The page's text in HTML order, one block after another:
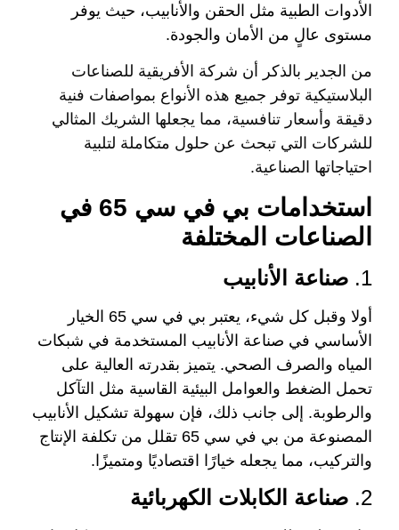
الأدوات الطبية مثل الحقن والأنابيب، حيث يوفر
مستوى عالٍ من الأمان والجودة.
من الجدير بالذكر أن شركة الأفريقية للصناعات
البلاستيكية توفر جميع هذه الأنواع بمواصفات فنية
دقيقة وأسعار تنافسية، مما يجعلها الشريك المثالي
للشركات التي تبحث عن حلول متكاملة لتلبية
احتياجاتها الصناعية.
استخدامات بي في سي 65 في
الصناعات المختلفة
1. صناعة الأنابيب
أولا وقبل كل شيء، يعتبر بي في سي 65 الخيار
الأساسي في صناعة الأنابيب المستخدمة في شبكات
المياه والصرف الصحي. يتميز بقدرته العالية على
تحمل الضغط والعوامل البيئية القاسية مثل التآكل
والرطوبة. إلى جانب ذلك، فإن سهولة تشكيل الأنابيب
المصنوعة من بي في سي 65 تقلل من تكلفة الإنتاج
والتركيب، مما يجعله خيارًا اقتصاديًا ومتميزًا.
2. صناعة الكابلات الكهربائية